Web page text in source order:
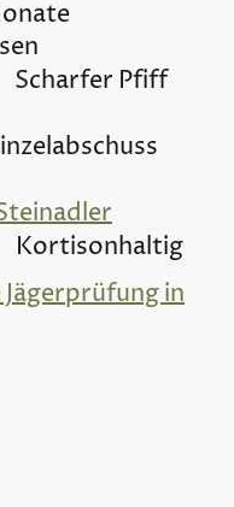
Scharfer Pfiff
in